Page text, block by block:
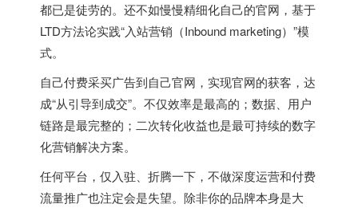
都已是徒劳的。还不如慢慢精细化自己的官网，基于
LTD方法论实践“入站营销（Inbound marketing）”模
式。
自己付费采买广告到自己官网，实现官网的获客，达
成“从引导到成交”。不仅效率是最高的；数据、用户
链路是最完整的；二次转化收益也是最可持续的数字
化营销解决方案。
任何平台，仅入驻、折腾一下，不做深度运营和付费
流量推广也注定会是失望。除非你的品牌本身是大